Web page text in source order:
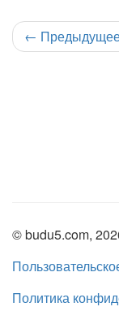
←
© budu5.com,
Политика